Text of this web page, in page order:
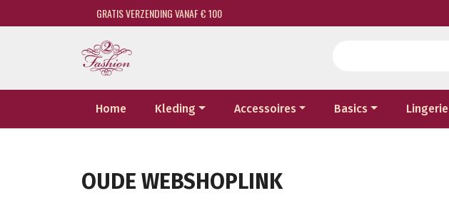
GRATIS VERZENDING VANAF € 100
Home Kleding Accessoires Basics Lingerie
OUDE WEBSHOPLINK